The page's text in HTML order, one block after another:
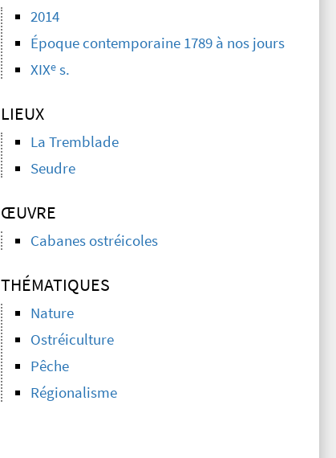
2014
Époque contemporaine 1789 à nos jours
XIXes.
LIEUX
La Tremblade
Seudre
ŒUVRE
Cabanes ostréicoles
THÉMATIQUES
Nature
Ostréiculture
Pêche
Régionalisme